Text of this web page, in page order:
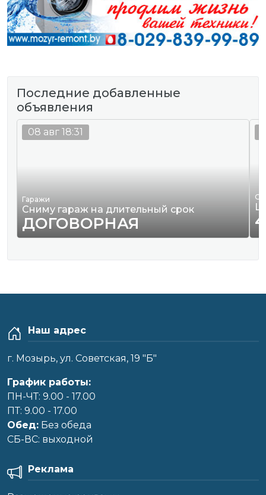
Последние добавленные
объявления
Гаражи
Сниму гараж на длительный срок
ДОГОВОРНАЯ
08 авг 18:31
Наш адрес
г. Мозырь, ул. Советская, 19 "Б"
График работы:
ПН-ЧТ: 9.00 - 17.00
ПТ: 9.00 - 17.00
Обед: Без обеда
CБ-ВС: выходной
Реклама